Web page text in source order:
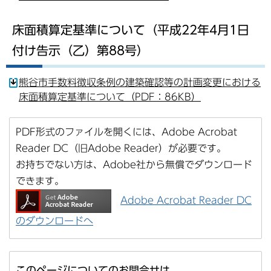
床面積算定基準について（平成22年4月1日
付け告示（乙）第88号）
熊谷市手数料徴収条例の建築確認等の計画変更における
床面積算定基準について（PDF：86KB）
PDF形式のファイルを開くには、Adobe Acrobat
Reader DC（旧Adobe Reader）が必要です。
お持ちでない方は、Adobe社から無償でダウンロード
できます。
Adobe Acrobat Reader DC
のダウンロードへ